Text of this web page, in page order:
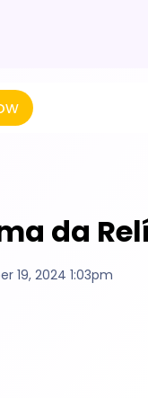
da
19, 2024 1:03pm